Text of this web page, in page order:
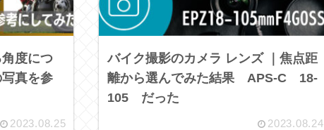
度につ
真を参
2023.08.25
バイク撮影のカメラ レンズ ｜焦点距
離から選んでみた結果 APS-C 18-
105 だった
2023.08.24